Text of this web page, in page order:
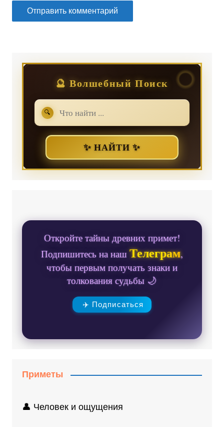
🔮 Волшебный Поиск
🔍
✨ НАЙТИ ✨
Откройте тайны древних примет!
Подпишитесь на нашТелеграм,
чтобы первым получать знаки и
толкования судьбы 🌙
✈️ Подписаться
Приметы
👤 Человек и ощущения